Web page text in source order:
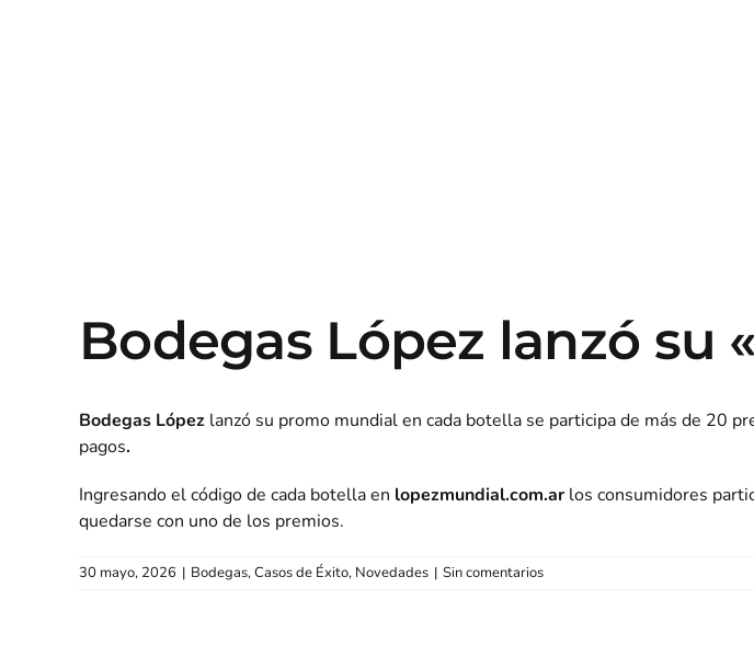
Bodegas López lanzó su
Bodegas López lanzó su promo mundial en cada botella se participa de más de 20
pagos.
Ingresando el código de cada botella en lopezmundial.com.ar los consumidores
quedarse con uno de los premios.
30 mayo, 2026 | Bodegas,Casos de Éxito, Novedades | Sin comentarios